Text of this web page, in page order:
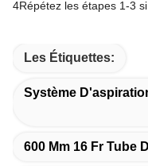
4Répétez les étapes 1-3
Les Étiquettes:
Système
600 Mm 16 Fr Tube